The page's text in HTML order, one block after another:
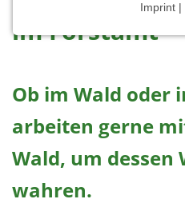
im Forstamt
Ob im Wald oder
arbeiten gerne
Wald, um dessen
wahren.
Imprint |